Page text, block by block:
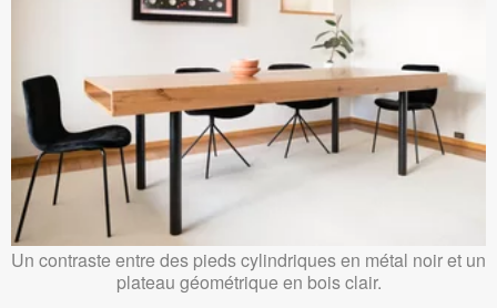
Un contraste entre des pieds cylindriques en métal noir et un
plateau géométrique en bois clair.